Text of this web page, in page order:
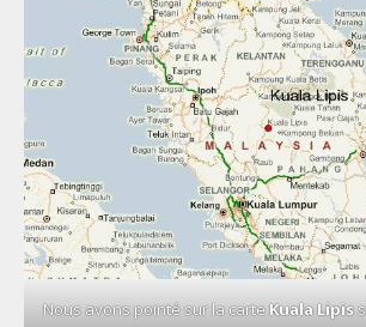
Nous avons pointé sur la carteKuala Lipis